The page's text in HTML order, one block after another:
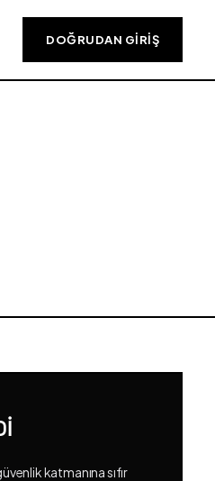
DOĞRUDAN GIRIŞ
katmanına sıfır